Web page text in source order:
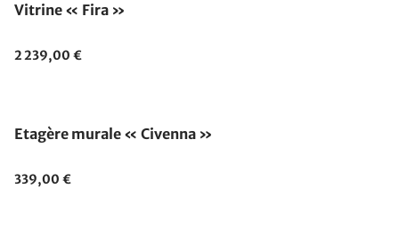
Vitrine « Fira »
2 239,00 €
Etagère murale « Civenna »
339,00 €